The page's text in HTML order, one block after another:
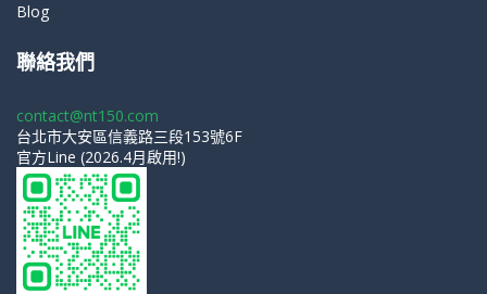
Blog
聯絡我們
contact@nt150.com
台北市大安區信義路三段153號6F
官方Line (2026.4月啟用!)